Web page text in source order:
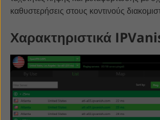
καθυστερήσεις στους κοντινούς
Χαρακτηριστικά